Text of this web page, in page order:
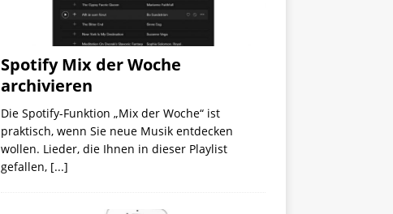
Spotify Mix der Woche
archivieren
Die Spotify-Funktion „Mix der Woche“ ist
praktisch, wenn Sie neue Musik entdecken
wollen. Lieder, die Ihnen in dieser Playlist
gefallen, [...]